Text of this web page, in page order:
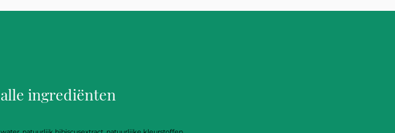
alle ingrediënten